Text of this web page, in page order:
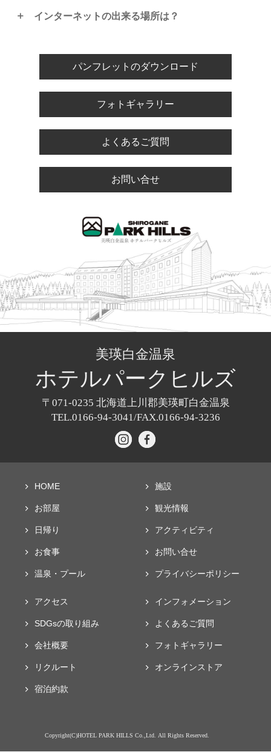
インターネットの出来る場所は？
パンフレットのダウンロード
フォトギャラリー
よくあるご質問
お問い合せ
美瑛白金温泉
ホテルパークヒルズ
〒071-0235 北海道上川郡美瑛町白金温泉
TEL.0166-94-3041/FAX.0166-94-3236
HOME
お部屋
日帰り
お食事
温泉・プール
施設
観光情報
アクティビティ
お問い合せ
プライバシーポリシー
アクセス
SDGsの取り組み
会社概要
リクルート
宿泊約款
インフォメーション
よくあるご質問
フォト ギャラリー
オンラインストア